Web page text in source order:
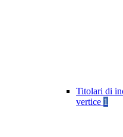
Titolari di
vertice 1